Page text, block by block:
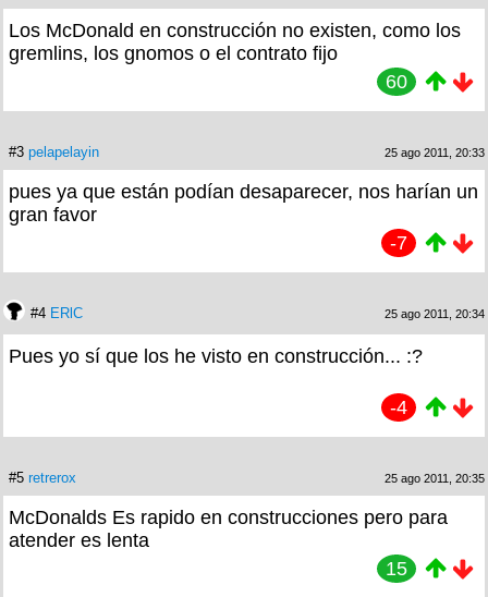
Los McDonald en construcción no existen, como los
gremlins, los gnomos o el contrato fijo
60
#3 pelapelayin 25 ago 2011, 20:33
pues ya que están podían desaparecer, nos harían un
gran favor
-7
#4 ERlC 25 ago 2011, 20:34
Pues yo sí que los he visto en construcción... :?
-4
#5 retrerox 25 ago 2011, 20:35
McDonalds Es rapido en construcciones pero para
atender es lenta
15